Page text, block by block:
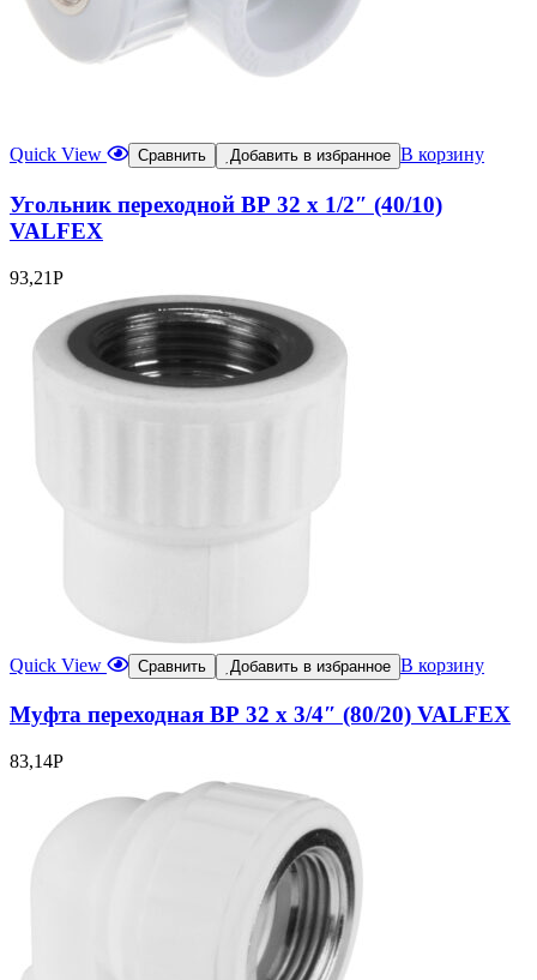
Quick View Сравнить Добавить в избранное В корзину
Угольник переходной ВР 32 х 1/2″ (40/10)
VALFEX
93,21Р
Quick View Сравнить Добавить в избранное В корзину
Муфта переходная ВР 32 x 3/4″ (80/20) VALFEX
83,14Р